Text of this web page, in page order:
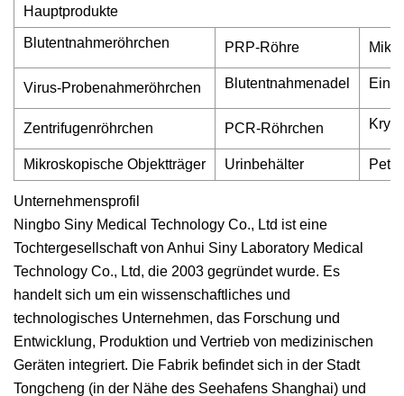
Hauptprodukte
Blutentnahmeröhrchen PRP-Röhre
Virus-Probenahmeröhrchen Blutentnahmenadel
Zentrifugenröhrchen PCR-Röhrchen
Mikroskopische Objektträger Urinbehälter
Unternehmensprofil
Ningbo Siny Medical Technology Co., Ltd ist eine
Tochtergesellschaft von Anhui Siny Laboratory Medical
Technology Co., Ltd, die 2003 gegründet wurde. Es
handelt sich um ein wissenschaftliches und
technologisches Unternehmen, das Forschung und
Entwicklung, Produktion und Vertrieb von medizinischen
Geräten integriert. Die Fabrik befindet sich in der Stadt
Tongcheng (in der Nähe des Seehafens Shanghai) und